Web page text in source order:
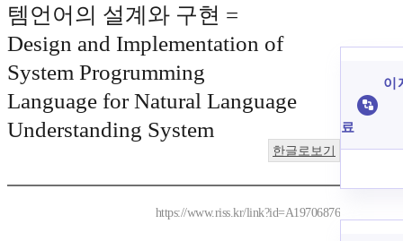
템언어의 설계와 구현 =
Design and Implementation of
System Progrumming
Language for Natural Language
Understanding System
한글로보기
https://www.riss.kr/link?id=A19706876
이
료